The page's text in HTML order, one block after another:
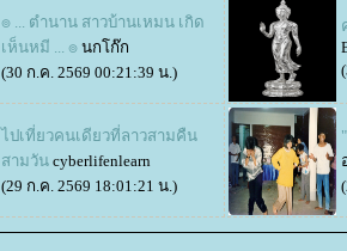
๏ ... ตำนาน สาวบ้านเหมน เกิด
เห็นหมี ... ๏ นกโก๊ก
(30 ก.ค. 2569 00:21:39 น.)
ไปเที่ยวคนเดียวที่ลาวสามคืน
สามวัน cyberlifenlearn
(29 ก.ค. 2569 18:01:21 น.)